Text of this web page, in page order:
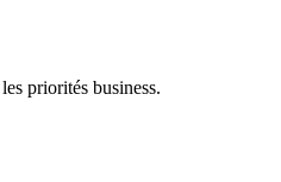
priorités business.